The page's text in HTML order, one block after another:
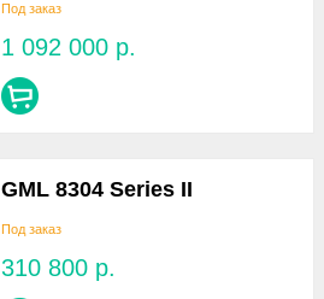
Под заказ
1 092 000 р.
GML 8304 Series II
Под заказ
310 800 р.